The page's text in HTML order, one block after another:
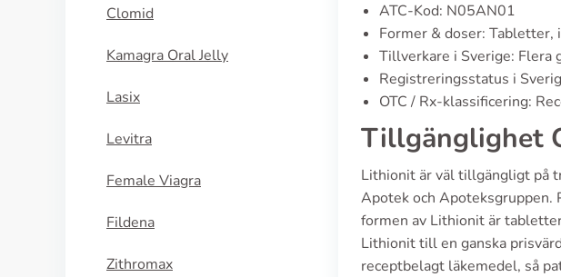
Clomid
Kamagra Oral Jelly
Lasix
Levitra
Female Viagra
Fildena
Zithromax
ATC-Kod: N05AN01
Former & doser: Tabletter,
Tillverkare i Sverige: Flera
Registreringsstatus i
OTC / Rx-klassificering:
Tillgänglighet
Lithionit är väl tillgängligt på
Apotek och Apoteksgruppen.
formen av Lithionit är
Lithionit till en ganska
receptbelagt läkemedel, så